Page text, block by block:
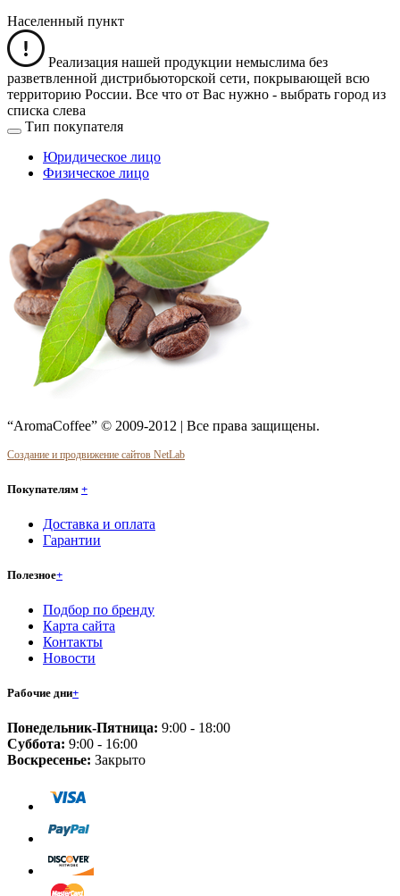
Населенный пункт
Реализация нашей продукции немыслима без
разветвленной дистрибьюторской сети, покрывающей всю
территорию России. Все что от Вас нужно - выбрать город из
списка слева
Тип покупателя
Юридическое лицо
Физическое лицо
“AromaCoffee” © 2009-2012 | Все права защищены.
Создание и продвижение сайтов NetLab
Покупателям +
Доставка и оплата
Гарантии
Полезное+
Подбор по бренду
Карта сайта
Контакты
Новости
Рабочие дни+
Понедельник-Пятница: 9:00 - 18:00
Суббота: 9:00 - 16:00
Воскресенье: Закрыто